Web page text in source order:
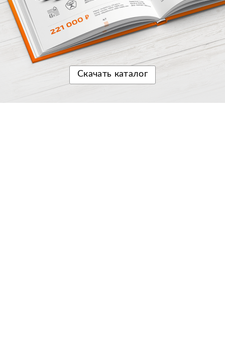
Скачать каталог